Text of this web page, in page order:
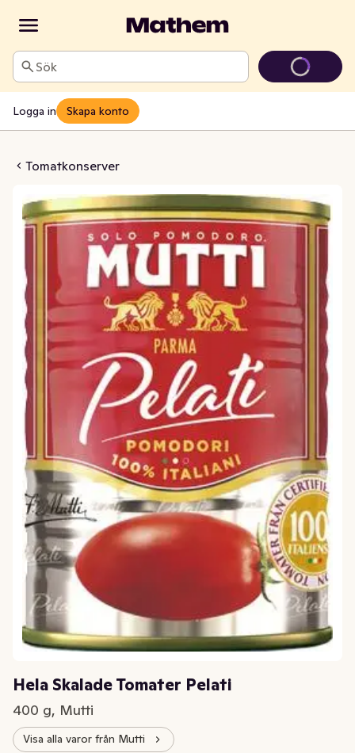
Sök
Logga in Skapa konto
Tomatkonserver
Tomater Pelati
Hela Skalade Tomater Pelati
400 g, Mutti
Visa alla varor från Mutti